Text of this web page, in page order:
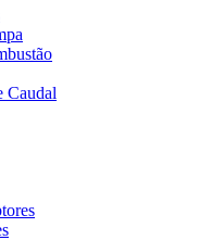
Caudal